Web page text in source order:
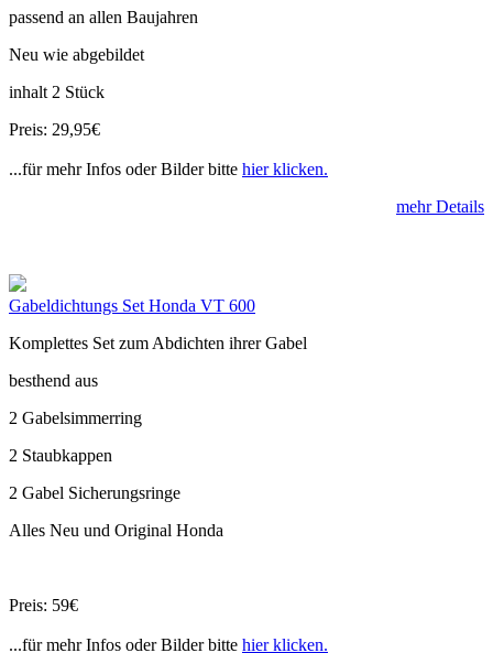
passend an allen Baujahren
Neu wie abgebildet
inhalt 2 Stück
Preis: 29,95€
...für mehr Infos oder Bilder bitte hier klicken.
mehr Details
Gabeldichtungs Set Honda VT 600
Komplettes Set zum Abdichten ihrer Gabel
besthend aus
2 Gabelsimmerring
2 Staubkappen
2 Gabel Sicherungsringe
Alles Neu und Original Honda
Preis: 59€
...für mehr Infos oder Bilder bitte hier klicken.